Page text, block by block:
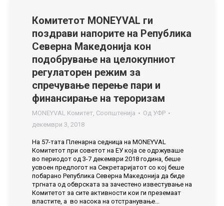
Комитетот MONEYVAL ги
поздрави напорите на Република
Северна Македонија кон
подобрување на целокупниот
регулаторен режим за
спречување перење пари и
финансирање на тероризам
MONEYVAL Комитет, Соопштенија Од УФР
декември 3, 2018
На 57-тата Пленарна седница на MONEYVAL
Комитетот при советот на ЕУ која се одржуваше
во периодот од 3-7 декември 2018 година, беше
усвоен предлогот на Секретаријатот со кој беше
побарано Република Северна Македонија да биде
тргната од обврската за зачестено известување на
Комитетот за сите активности кои ги преземаат
властите, а во насока на отстранување…